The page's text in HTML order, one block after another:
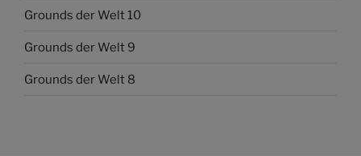
Grounds der Welt 10
Grounds der Welt 9
Grounds der Welt 8